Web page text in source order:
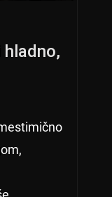
hladno,